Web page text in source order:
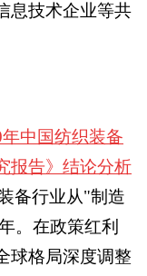
息技术企业等共
中国纺织装备
报告》结论分析
备行业从"制造
。在政策红利
球格局深度调整